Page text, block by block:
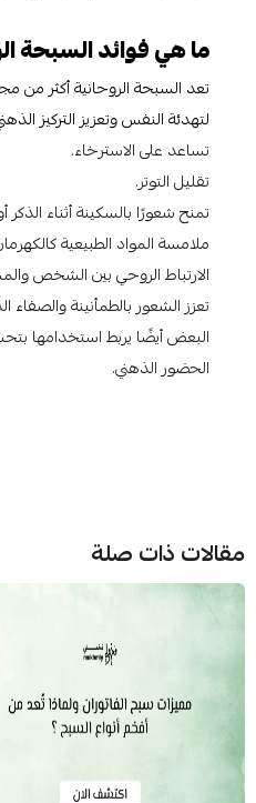
ما هي فوائد السبحة
تعد السبحة الروحانية أكثر من
لتهدئة النفس وتعزيز التركيز
تساعد على الاسترخاء.
تقليل التوتر.
تمنح شعورًا بالسكينة أثناء الذكر
ملامسة المواد الطبيعية
الارتباط الروحي بين الشخص
تعزز الشعور بالطمأنينة والصفاء
البعض أيضًا يربط استخدامها
الحضور الذهني.
مقالات ذات صلة